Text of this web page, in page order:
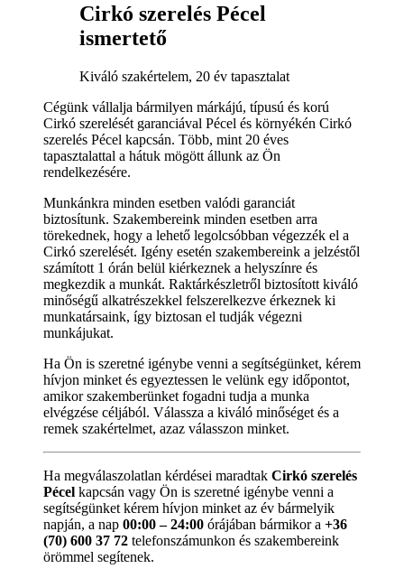
Cirkó szerelés Pécel
ismertető
Kiváló szakértelem, 20 év tapasztalat
Cégünk vállalja bármilyen márkájú, típusú és korú
Cirkó szerelését garanciával Pécel és környékén Cirkó
szerelés Pécel kapcsán. Több, mint 20 éves
tapasztalattal a hátuk mögött állunk az Ön
rendelkezésére.
Munkánkra minden esetben valódi garanciát
biztosítunk. Szakembereink minden esetben arra
törekednek, hogy a lehető legolcsóbban végezzék el a
Cirkó szerelését. Igény esetén szakembereink a jelzéstől
számított 1 órán belül kiérkeznek a helyszínre és
megkezdik a munkát. Raktárkészletről biztosított kiváló
minőségű alkatrészekkel felszerelkezve érkeznek ki
munkatársaink, így biztosan el tudják végezni
munkájukat.
Ha Ön is szeretné igénybe venni a segítségünket, kérem
hívjon minket és egyeztessen le velünk egy időpontot,
amikor szakemberünket fogadni tudja a munka
elvégzése céljából. Válassza a kiváló minőséget és a
remek szakértelmet, azaz válasszon minket.
Ha megválaszolatlan kérdései maradtak Cirkó szerelés
Pécel kapcsán vagy Ön is szeretné igénybe venni a
segítségünket kérem hívjon minket az év bármelyik
napján, a nap 00:00 – 24:00 órájában bármikor a +36
(70) 600 37 72 telefonszámunkon és szakembereink
örömmel segítenek.